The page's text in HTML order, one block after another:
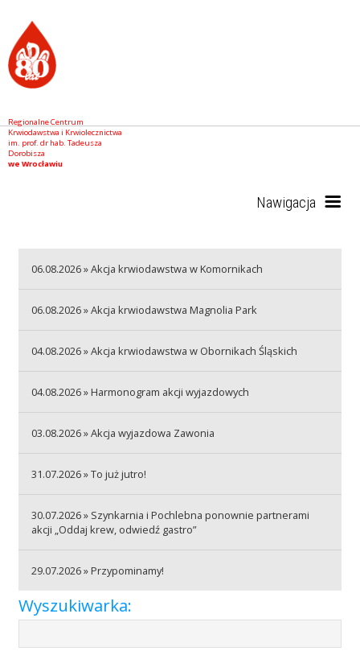
Regionalne Centrum
Krwiodawstwa i Krwiolecznictwa
im. prof. dr hab. Tadeusza
Dorobisza
we Wrocławiu
Nawigacja
Akcje wyjazdowe
Szpitale
06.08.2026 » Akcja krwiodawstwa w Komornikach
06.08.2026 » Akcja krwiodawstwa Magnolia Park
04.08.2026 » Akcja krwiodawstwa w Obornikach Śląskich
04.08.2026 » Harmonogram akcji wyjazdowych
03.08.2026 » Akcja wyjazdowa Zawonia
31.07.2026 » To już jutro!
30.07.2026 » Szynkarnia i Pochlebna ponownie partnerami
akcji „Oddaj krew, odwiedź gastro”
29.07.2026 » Przypominamy!
Wyszukiwarka: